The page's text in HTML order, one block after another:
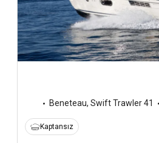
Beneteau, Swift Trawler 41
Kaptansız